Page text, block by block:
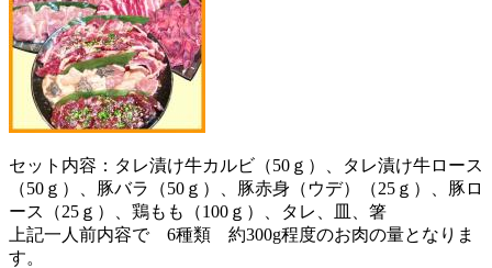
セット内容：タレ漬け牛カルビ（50ｇ）、タレ漬け牛ロース
（50ｇ）、豚バラ（50ｇ）、豚赤身（ウデ）（25ｇ）、豚ロ
ース（25ｇ）、鶏もも（100ｇ）、タレ、皿、箸
上記一人前内容で 6種類 約300g程度のお肉の量となりま
す。